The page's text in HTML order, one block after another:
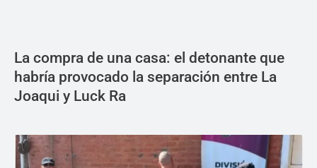
La compra de una casa: el detonante que
habría provocado la separación entre La
Joaqui y Luck Ra